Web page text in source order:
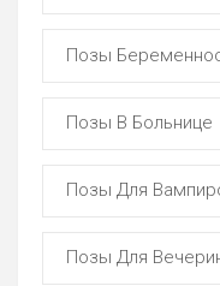
Позы
Позы В Больнице
Позы Для
Позы Для